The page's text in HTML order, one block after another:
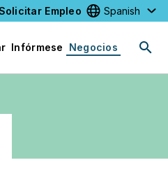
Empleo
Select your
Infórmese Negocios